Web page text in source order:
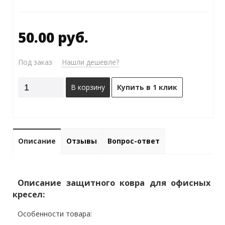
50.00 руб.
Под заказ Нашли дешевле?
В корзину Купить в 1 клик
Описание Отзывы Вопрос-ответ
Описание защитного ковра для офисных
кресел:
Особенности товара: